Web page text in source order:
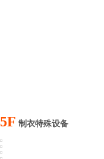
5F 制衣特殊设备